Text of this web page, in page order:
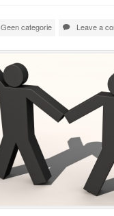
Geen categorie Leave a